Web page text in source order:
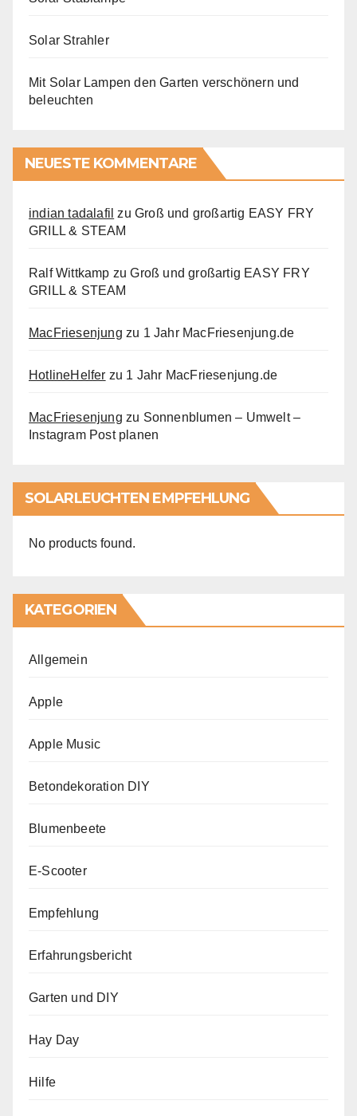
Solar Strahler
Mit Solar Lampen den Garten verschönern und
beleuchten
NEUESTE KOMMENTARE
indian tadalafil zuGroß und großartig EASY FRY
GRILL & STEAM
Ralf Wittkamp zuGroß und großartig EASY FRY
GRILL & STEAM
MacFriesenjung zu 1 Jahr MacFriesenjung.de
HotlineHelfer zu 1 Jahr MacFriesenjung.de
MacFriesenjung zu Sonnenblumen – Umwelt –
Instagram Post planen
SOLARLEUCHTEN EMPFEHLUNG
No products found.
KATEGORIEN
Allgemein
Apple
Apple Music
Betondekoration DIY
Blumenbeete
E-Scooter
Empfehlung
Erfahrungsbericht
Garten und DIY
Hay Day
Hilfe